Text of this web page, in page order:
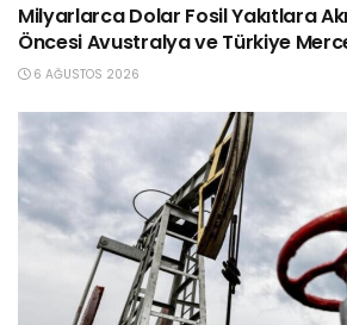
Milyarlarca Dolar Fosil Yakıtlara
Öncesi Avustralya ve Türkiye
6 AĞUSTOS 2026